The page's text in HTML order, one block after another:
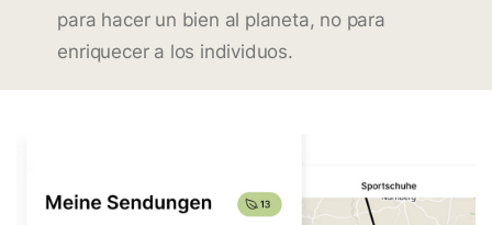
para hacer un bien al planeta, no para
enriquecer a los individuos.